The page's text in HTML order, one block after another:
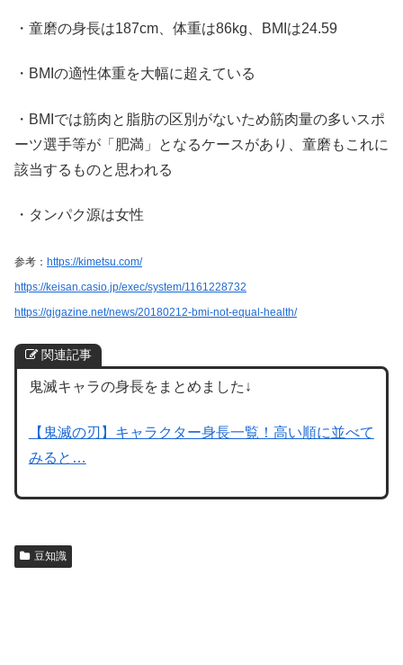
・童磨の身長は187cm、体重は86kg、BMIは24.59
・BMIの適性体重を大幅に超えている
・BMIでは筋肉と脂肪の区別がないため筋肉量の多いスポ
ーツ選手等が「肥満」となるケースがあり、童磨もこれに
該当するものと思われる
・タンパク源は女性
参考： https://kimetsu.com/
https://keisan.casio.jp/exec/system/1161228732
https://gigazine.net/news/20180212-bmi-not-equal-health/
関連記事
鬼滅キャラの身長をまとめました↓
【鬼滅の刃】キャラクター身長一覧！高い順に並べて
みると…
豆知識